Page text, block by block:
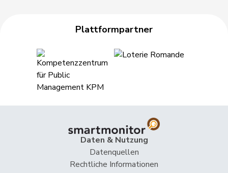
Plattformpartner
Daten & Nutzung
Datenquellen
Rechtliche Informationen